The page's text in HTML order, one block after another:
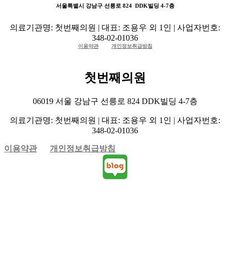
서울특별시 강남구 선릉로 824 DDK빌딩 4-7층
의료기관명: 첫번째의원 | 대표: 조용우 외 1인 | 사업자번호:
348-02-01036
이용약관 개인정보취급방침
첫번째의원
06019 서울 강남구 선릉로 824 DDK빌딩 4-7층
의료기관명: 첫번째의원 | 대표: 조용우 외 1인 | 사업자번호:
348-02-01036
이용약관 개인정보취급방침